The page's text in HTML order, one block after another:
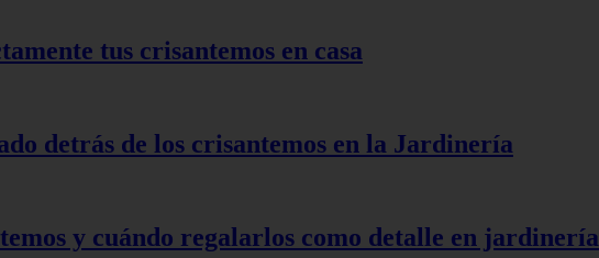
tus crisantemos en casa
detrás de los crisantemos en la Jardinería
y cuándo regalarlos como detalle en jardinería